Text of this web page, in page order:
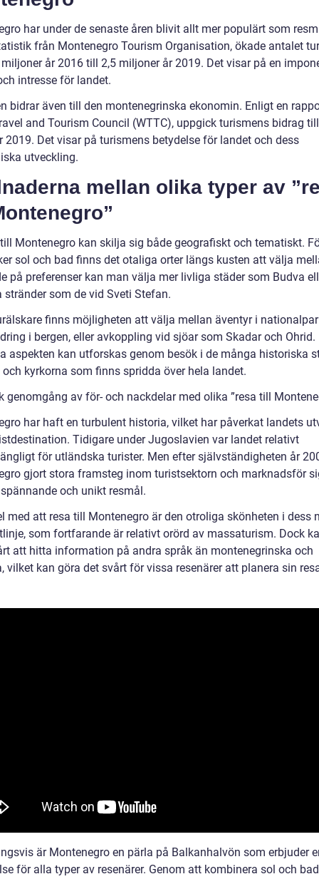
har under de senaste åren blivit allt mer populärt som
från Montenegro Tourism Organisation, ökade antalet
år 2016 till 2,5 miljoner år 2019. Det visar på en
intresse för landet.
bidrar även till den montenegrinska ekonomin. Enligt en
and Tourism Council (WTTC), uppgick turismens bidrag
2019. Det visar på turismens betydelse för landet och dess
utveckling.
mellan olika typer av
Montenegro kan skilja sig både geografiskt och tematiskt.
sol och bad finns det otaliga orter längs kusten att välja
på preferenser kan man välja mer livliga städer som Budva
stränder som de vid Sveti Stefan.
finns möjligheten att välja mellan äventyr i
i bergen, eller avkoppling vid sjöar som Skadar och Ohrid.
aspekten kan utforskas genom besök i de många historiska
kyrkorna som finns spridda över hela landet.
genomgång av för- och nackdelar med olika ”resa till
har haft en turbulent historia, vilket har påverkat landets
Tidigare under Jugoslavien var landet relativt
för utländska turister. Men efter självständigheten år
gjort stora framsteg inom turistsektorn och marknadsför
och unikt resmål.
med att resa till Montenegro är den otroliga skönheten i dess
som fortfarande är relativt orörd av massaturism. Dock
att hitta information på andra språk än montenegrinska och
vilket kan göra det svårt för vissa resenärer att planera sin
är Montenegro en pärla på Balkanhalvön som erbjuder
för alla typer av resenärer. Genom att kombinera sol och